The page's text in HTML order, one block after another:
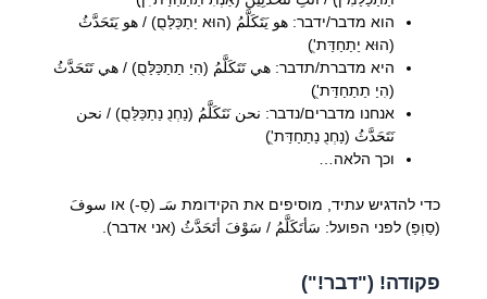
הוא מדבר/ידבר: هو يَتَكَلَّمُ (הוּא יַתַכַּלַּםֻ) / هو يَتَحَدَّثُ
(הוּא יַתַחַדַּת'ֻ)
היא מדברת/תדבר: هي تَتَكَلَّمُ (הִיַ תַתַכַּלַּםֻ) / هي تَتَحَدَّثُ
(הִיַ תַתַחַדַּת'ֻ)
אנחנו מדברים/נדבר: نحن نَتَكَلَّمُ (נַחְנֻ נַתַכַּלַּםֻ) / نحن
نَتَحَدَّثُ (נַחְנֻ נַתַחַדַּת'ֻ)
וכך הלאה…
כדי להדגיש עתיד, מוסיפים את הקידומת سَـ (סַ-) או سوفَ
(סַוְפַ) לפני הפועל: سَأتَكَلَّمُ / سَوْفَ أتَحَدَّثُ (אני אדבר).
פקודה! ("דבר!")